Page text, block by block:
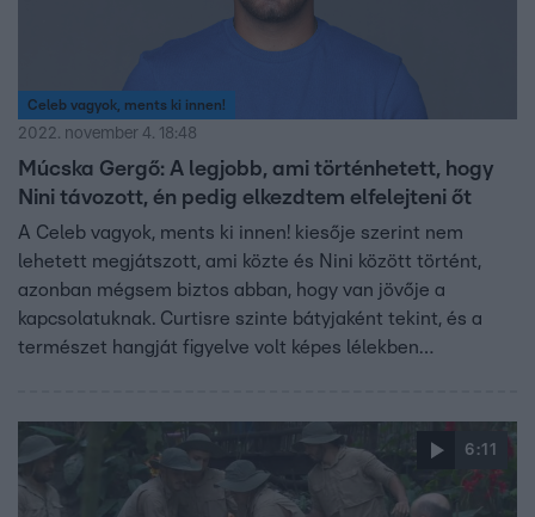
Celeb vagyok, ments ki innen!
2022. november 4. 18:48
Múcska Gergő: A legjobb, ami történhetett, hogy
Nini távozott, én pedig elkezdtem elfelejteni őt
A Celeb vagyok, ments ki innen! kiesője szerint nem
lehetett megjátszott, ami közte és Nini között történt,
azonban mégsem biztos abban, hogy van jövője a
kapcsolatuknak. Curtisre szinte bátyjaként tekint, és a
természet hangját figyelve volt képes lélekben
végrendeletét” ötéves korában, és miért kellett
megnyomnia a piros gombot.
6:11